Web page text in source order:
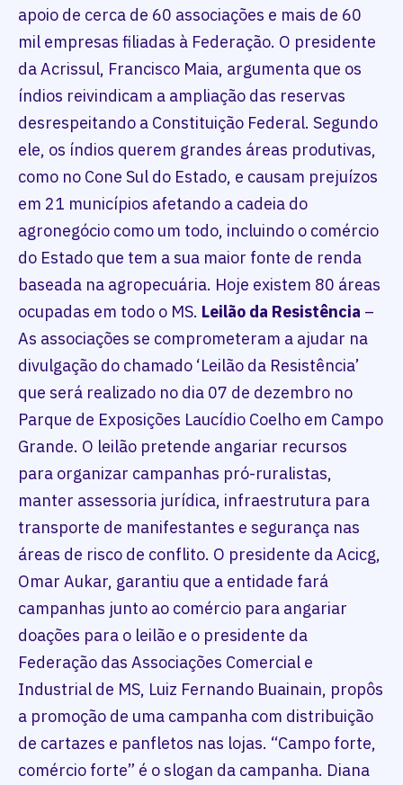
apoio de cerca de 60 associações e mais de 60
mil empresas filiadas à Federação. O presidente
da Acrissul, Francisco Maia, argumenta que os
índios reivindicam a ampliação das reservas
desrespeitando a Constituição Federal. Segundo
ele, os índios querem grandes áreas produtivas,
como no Cone Sul do Estado, e causam prejuízos
em 21 municípios afetando a cadeia do
agronegócio como um todo, incluindo o comércio
do Estado que tem a sua maior fonte de renda
baseada na agropecuária. Hoje existem 80 áreas
ocupadas em todo o MS. Leilão da Resistência –
As associações se comprometeram a ajudar na
divulgação do chamado ‘Leilão da Resistência’
que será realizado no dia 07 de dezembro no
Parque de Exposições Laucídio Coelho em Campo
Grande. O leilão pretende angariar recursos
para organizar campanhas pró-ruralistas,
manter assessoria jurídica, infraestrutura para
transporte de manifestantes e segurança nas
áreas de risco de conflito. O presidente da Acicg,
Omar Aukar, garantiu que a entidade fará
campanhas junto ao comércio para angariar
doações para o leilão e o presidente da
Federação das Associações Comercial e
Industrial de MS, Luiz Fernando Buainain, propôs
a promoção de uma campanha com distribuição
de cartazes e panfletos nas lojas. “Campo forte,
comércio forte” é o slogan da campanha. Diana